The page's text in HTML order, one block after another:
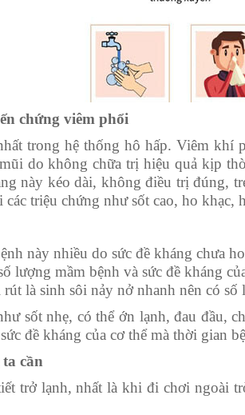
chứng viêm phổi
trong hệ thống hô hấp. Viêm khí
do không chữa trị hiệu quả kịp
này kéo dài, không điều trị đúng,
triệu chứng như sốt cao, ho
này nhiều do sức đề kháng chưa
lượng mầm bệnh và sức đề kháng
là sinh sôi nảy nở nhanh nên có
sốt nhẹ, có thể ớn lạnh, đau đầu,
đề kháng của cơ thể mà thời gian
cần
trở lạnh, nhất là khi đi chơi ngoài